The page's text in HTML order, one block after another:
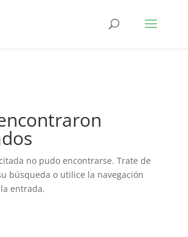
no pudo encontrarse. Trate de
búsqueda o utilice la navegación
entrada.